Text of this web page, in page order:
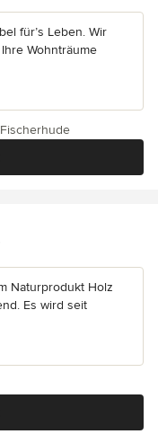
für’s Leben. Wir
Wohnträume
Naturprodukt Holz
Es wird seit